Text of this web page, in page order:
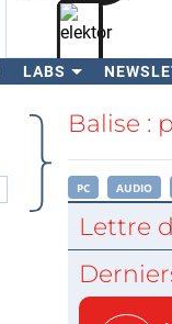
LABS
RechercherBalise :
PC AUDIO
Lettre